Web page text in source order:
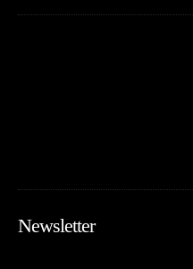
Newsletter